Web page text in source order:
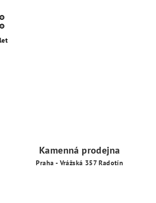
Kamenná prodejna
Praha - Vrážská 357 Radotín